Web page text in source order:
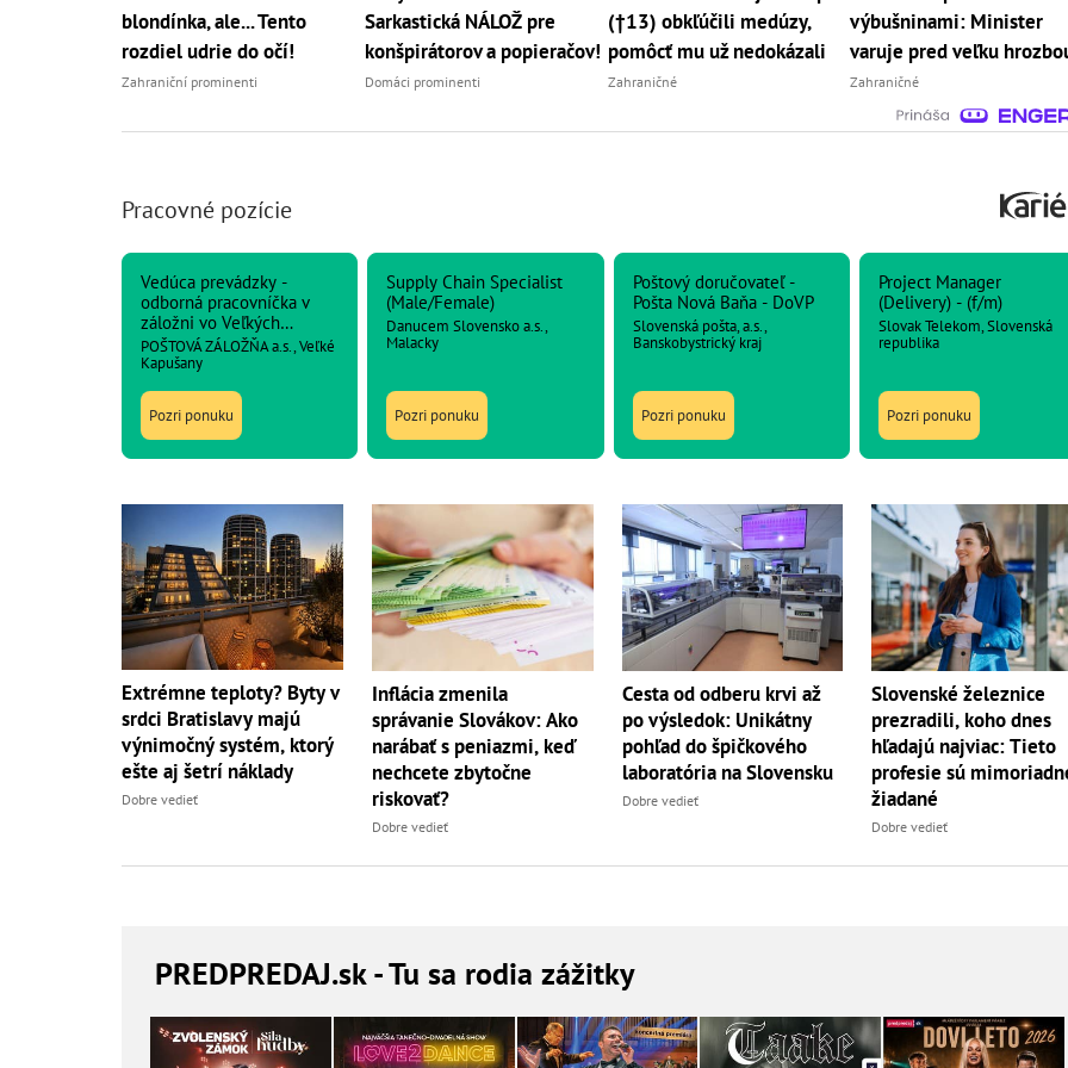
blondínka, ale... Tento
rozdiel udrie do očí!
Zahraniční prominenti
Sarkastická NÁLOŽ pre
konšpirátorov a popieračov!
Domáci prominenti
(†13) obkľúčili medúzy,
pomôcť mu už nedokázali
Zahraničné
výbušninami: Minister
varuje pred veľku
Zahraničné
Pracovné pozície
Vedúca prevádzky -
odborná pracovníčka v
záložni vo Veľkých
Kapušanoch
POŠTOVÁ ZÁLOŽŇA a.s., Veľké
Kapušany
Pozri ponuku
Supply Chain Specialist
(Male/Female)
Danucem Slovensko a.s.,
Malacky
Pozri ponuku
Poštový doručovateľ -
Pošta Nová Baňa - DoVP
Slovenská pošta, a.s.,
Banskobystrický kraj
Pozri ponuku
Project Manager
(Delivery) - (f/m)
Slovak Telekom, Slovenská
republika
Pozri ponuku
Extrémne teploty? Byty v
srdci Bratislavy majú
výnimočný systém, ktorý
ešte aj šetrí náklady
Dobre vedieť
Inflácia zmenila
správanie Slovákov: Ako
narábať s peniazmi, keď
nechcete zbytočne
riskovať?
Dobre vedieť
Cesta od odberu krvi až
po výsledok: Unikátny
pohľad do špičkového
laboratória na Slovensku
Dobre vedieť
Slovenské železnice
prezradili, koho dnes
hľadajú najviac: Tieto
profesie sú
žiadané
Dobre vedieť
PREDPREDAJ.sk - Tu sa rodia zážitky